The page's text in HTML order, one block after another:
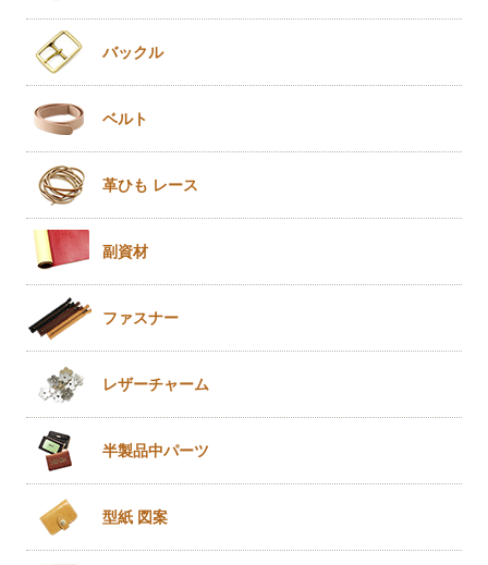
バックル
ベルト
革ひも レース
副資材
ファスナー
レザーチャーム
半製品中パーツ
型紙 図案